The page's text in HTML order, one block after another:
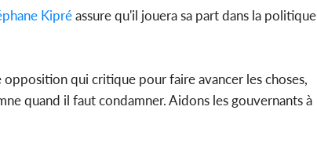
Kipréassure qu'il jouera sa part dans la politique
qui critique pour faire avancer les choses,
quand il faut condamner. Aidons les gouvernants à